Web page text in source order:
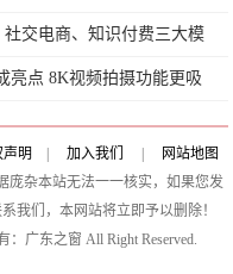
交电商、知识付费三大模
亮点 8K视频拍摄功能更吸
声明 加入我们
网站地图
庞杂本站无法一一核实，如果您发
我们，本网站将立即予以删除！
：广东之窗 All Right Reserved.